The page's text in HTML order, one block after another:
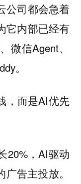
公司都会急着
它内部已经有
微信Agent、
。
，而是AI优先
20%，AI驱动
告主投放。